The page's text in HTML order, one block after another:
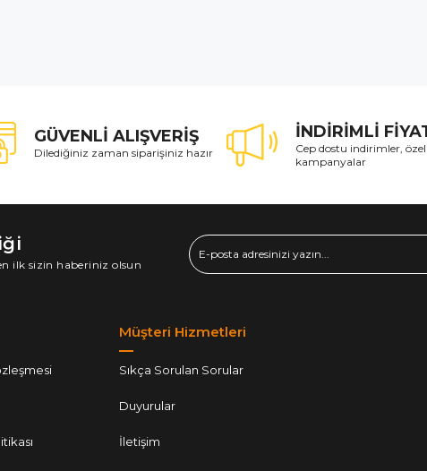
GÜVENLİ ALIŞVERİŞ
Dilediğiniz zaman siparişiniz hazır
İNDİRİMLİ
Cep dostu indirimler, özel
kampanyalar
ilk sizin haberiniz olsun
Müşteri Hizmetleri
Sıkça Sorulan Sorular
Duyurular
İletişim